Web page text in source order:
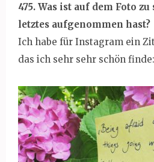
475. Was ist auf dem Foto
letztes aufgenommen hast?
Ich habe für Instagram ein
das ich sehr sehr schön finde: